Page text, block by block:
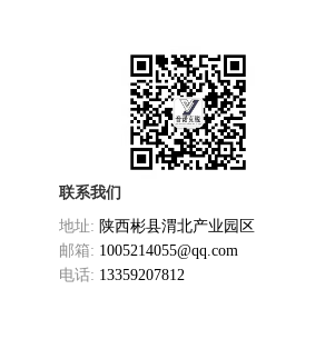
联系我们
地址: 陕西彬县渭北产业园区
邮箱: 1005214055@qq.com
电话: 13359207812